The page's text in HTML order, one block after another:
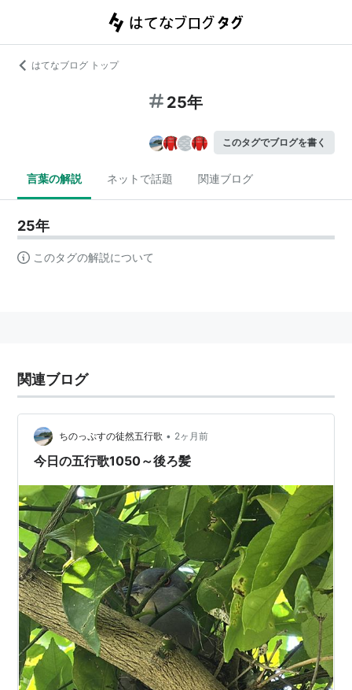
はてなブログ トップ
25年
このタグでブログを書く
言葉の解説 ネットで話題 関連ブログ
25年
このタグの解説について
関連ブログ
ちのっぷすの徒然五行歌 • 2ヶ月前
今日の五行歌1050～後ろ髪